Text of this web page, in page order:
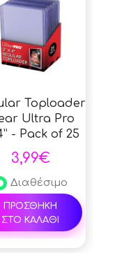
Toploader
Ultra Pro
- Pack of 25
3,99€
Διαθέσιμο
ΠΡΟΣΘΗΚΗ
ΣΤΟ ΚΑΛΑΘΙ